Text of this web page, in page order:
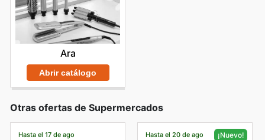
Ara
Abrir catálogo
Otras ofertas de Supermercados
Hasta el 17 de ago Hasta el 20 de ago ¡Nuevo!